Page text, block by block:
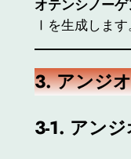
オテンシノー
Ⅰを生成します
3.アンジ
3-1. アン